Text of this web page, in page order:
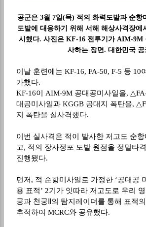
공군은 3월 7일 (목) 적의 화력도발과 순항
도발에 대응하기 위해 서해 해상사격장에
시했다. 사진은 KF-16 전투기가AIM-9M
사하는 장면 . 대한민국 공
이날 훈련에는 KF-16, FA-50, F-5 등 10
가했다.
KF-16이 AIM-9M 공대공미사일을, △
대공미사일과KGGB 공대지 폭탄을, △
지 폭탄을 실사격했다.
이번 실사격은 적이 발사한 저고도 순
고, 적의 장사정포 도발 원점을 정밀타
진행됐다.
먼저 , 적 순항미사일로 가정한 ‘공대공
용 표적’ 2기가 잇따라 저고도로 우리
궁과 천궁 의 탐지레이더를 통해 표적
추적하여 MCRC와 공유했다.